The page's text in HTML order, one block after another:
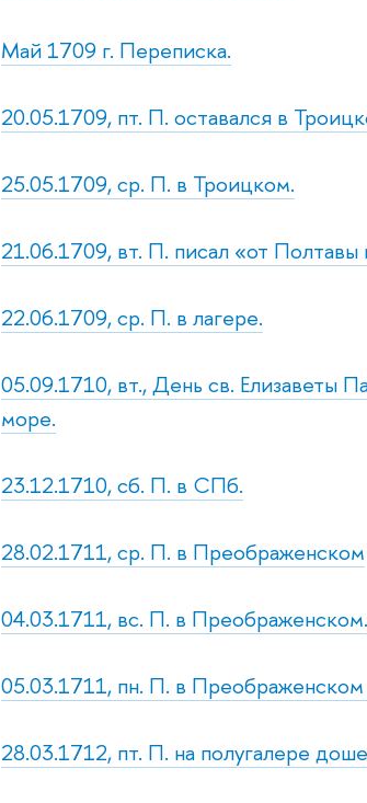
Май 1709 г. Переписка.
20.05.1709, пт. П. оставался в
25.05.1709, ср. П. в Троицком.
21.06.1709, вт. П. писал «от Полтавы
22.06.1709, ср. П. в лагере.
05.09.1710, вт., День св. Елизаветы
море.
23.12.1710, сб. П. в СПб.
28.02.1711, ср. П. в Преображенском
04.03.1711, вс. П. в Преображенском.
05.03.1711, пн. П. в
28.03.1712, пт. П. на полугалере